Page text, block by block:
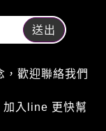
，歡迎聯絡我們
加入line 更快幫